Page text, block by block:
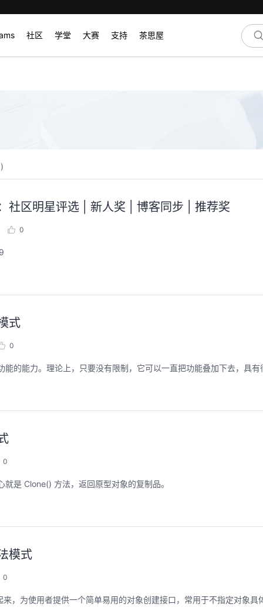
社区 学堂 大赛 支持 茶思屋
)
社区明星评选 | 新人奖 | 博客同步 | 推荐奖
0
式
0
的能力。理论上，只要没有限制，它可以一直把功能叠加下去，具有
0
是 Clone() 方法，返回原型对象的复制品。
模式
0
，为使用者提供一个简单易用的对象创建接口，常用于不指定对象具
2026/07/23 周四 15:00-17:00
本次华为云具身智能开发平台CloudRobo培训
林华鼎-华为云AI开发者运
耀 · 每课人人动手实操